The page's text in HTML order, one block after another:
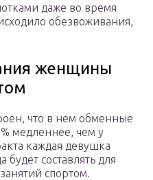
даже во время
обезвоживания,
женщины
что в нем обменные
медленнее, чем у
каждая девушка
будет составлять для
спортом.